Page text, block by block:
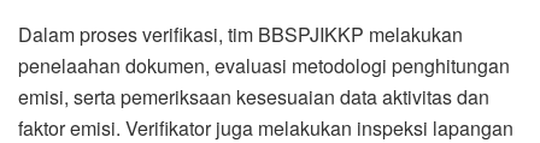
Dalam proses verifikasi, tim BBSPJIKKP melakukan
penelaahan dokumen, evaluasi metodologi penghitungan
emisi, serta pemeriksaan kesesuaian data aktivitas dan
faktor emisi. Verifikator juga melakukan inspeksi lapangan